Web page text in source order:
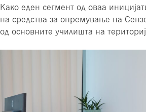
Како еден сегмент од оваа
на средства за опремување на
од основните училишта на